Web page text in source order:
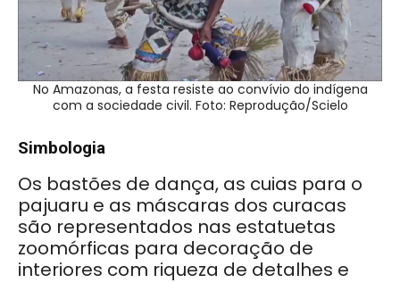
No Amazonas, a festa resiste ao convívio do indígena
com a sociedade civil. Foto: Reprodução/Scielo
Simbologia
Os bastões de dança, as cuias para o
pajuaru e as máscaras dos curacas
são representados nas estatuetas
zoomórficas para decoração de
interiores com riqueza de detalhes e